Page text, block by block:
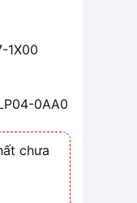
1X00
0AA0
chưa